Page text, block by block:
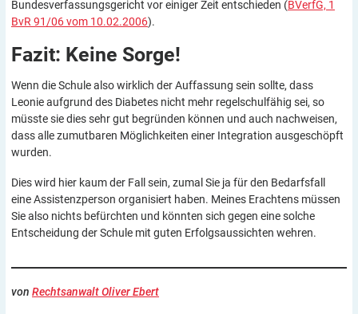
Bundesverfassungsgericht vor einiger Zeit entschieden (BVerfG, 1
BvR 91/06 vom 10.02.2006).
Fazit: Keine Sorge!
Wenn die Schule also wirklich der Auffassung sein sollte, dass
Leonie aufgrund des Diabetes nicht mehr regelschulfähig sei, so
müsste sie dies sehr gut begründen können und auch nachweisen,
dass alle zumutbaren Möglichkeiten einer Integration ausgeschöpft
wurden.
Dies wird hier kaum der Fall sein, zumal Sie ja für den Bedarfsfall
eine Assistenzperson organisiert haben. Meines Erachtens müssen
Sie also nichts befürchten und könnten sich gegen eine solche
Entscheidung der Schule mit guten Erfolgsaussichten wehren.
von Rechtsanwalt Oliver Ebert